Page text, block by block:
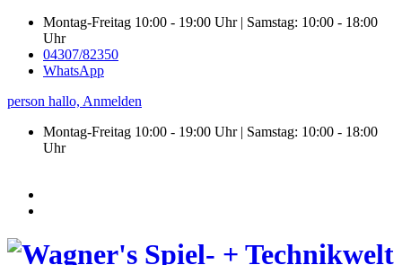
Montag-Freitag 10:00 - 19:00 Uhr | Samstag: 10:00 - 18:00
Uhr
04307/82350
WhatsApp
person hallo, Anmelden
Montag-Freitag 10:00 - 19:00 Uhr | Samstag: 10:00 - 18:00
Uhr